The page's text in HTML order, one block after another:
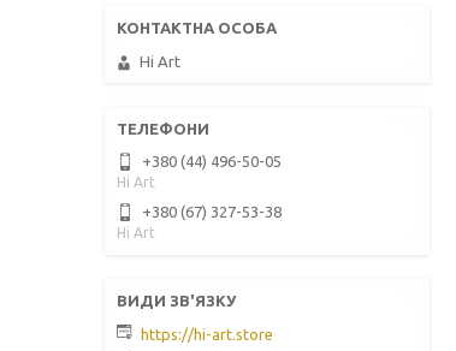
Hi Art
+380 (44) 496-50-05
Hi Art
+380 (67) 327-53-38
Hi Art
https://hi-art.store